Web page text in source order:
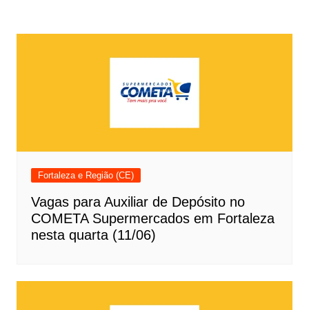
Fortaleza e Região (CE)
Vagas para Auxiliar de Depósito no
COMETA Supermercados em Fortaleza
nesta quarta (11/06)